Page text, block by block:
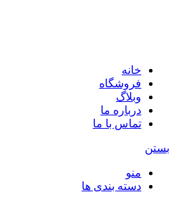
خانه
فروشگاه
وبلاگ
درباره ما
تماس با ما
بستن
منو
دسته بندی ها